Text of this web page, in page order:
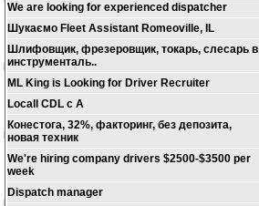
We are looking for experienced dispatcher
Шукаємо Fleet Assistant Romeoville, IL
Шлифовщик, фрезеровщик, токарь, слесарь в
инструменталь..
ML King is Looking for Driver Recruiter
Locall CDL c A
Конестога, 32%, факторинг, без депозита,
новая техник
We're hiring company drivers $2500-$3500 per
week
Dispatch manager